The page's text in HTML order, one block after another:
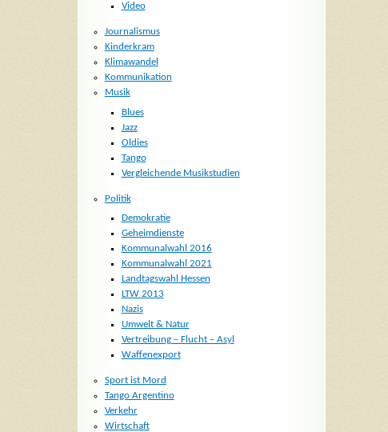
Video
Journalismus
Kinderkram
Klimawandel
Kommunikation
Musik
Blues
Jazz
Oldies
Tango
Vergleichende Musikstudien
Politik
Demokratie
Geheimdienste
Kommunalwahl 2016
Kommunalwahl 2021
Landtagswahl Hessen
LTW 2013
Nazis
Umwelt & Natur
Vertreibung – Flucht – Asyl
Waffenexport
Sport ist Mord
Tango Argentino
Verkehr
Wirtschaft